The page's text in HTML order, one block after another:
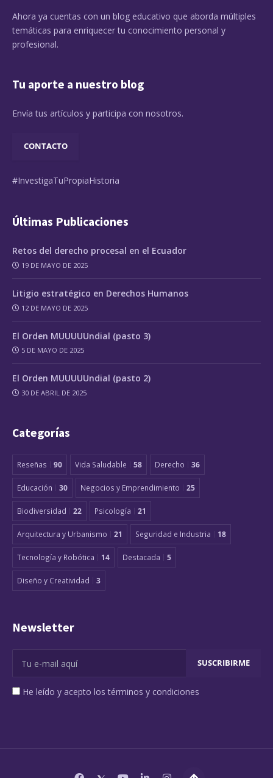
Ahora ya cuentas con un blog educativo que aborda múltiples
temáticas para enriquecer tu conocimiento personal y
profesional.
Tu aporte a nuestro blog
Envía tus artículos y participa con nosotros.
CONTACTO
#InvestigaTuPropiaHistoria
Últimas Publicaciones
Retos del derecho procesal en el Ecuador
19 DE MAYO DE 2025
Litigio estratégico en Derechos Humanos
12 DE MAYO DE 2025
El Orden MUUUUUndial (pasto 3)
5 DE MAYO DE 2025
El Orden MUUUUUndial (pasto 2)
30 DE ABRIL DE 2025
Categorías
Reseñas 90 Vida Saludable 58 Derecho 36
Educación 30 Negocios y Emprendimiento 25
Biodiversidad 22 Psicología 21
Arquitectura y Urbanismo 21 Seguridad e Industria 18
Tecnología y Robótica 14 Destacada 5
Diseño y Creatividad 3
Newsletter
He leído y acepto los términos y condiciones